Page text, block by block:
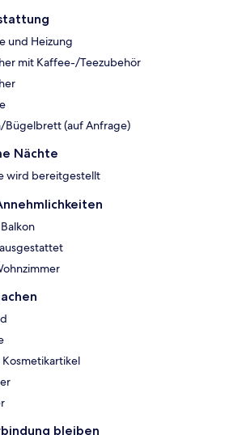
und Heizung
mit Kaffee-/Teezubehör
Bügelbrett (auf Anfrage)
Nächte
wird bereitgestellt
Kosmetikartikel
bleiben